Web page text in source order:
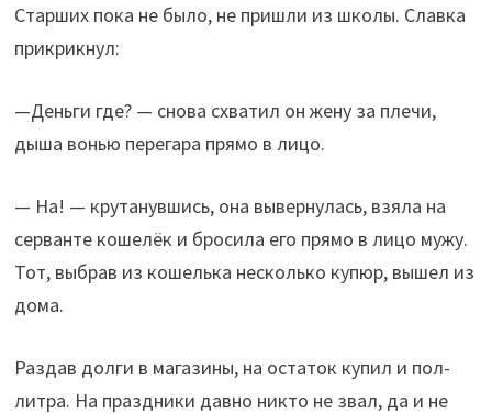
Старших пока не было, не пришли из школы. Славка
прикрикнул:
—Деньги где? — снова схватил он жену за плечи,
дыша вонью перегара прямо в лицо.
— На! — крутанувшись, она вывернулась, взяла на
серванте кошелёк и бросила его прямо в лицо мужу.
Тот, выбрав из кошелька несколько купюр, вышел из
дома.
Раздав долги в магазины, на остаток купил и пол-
литра. На праздники давно никто не звал, да и не